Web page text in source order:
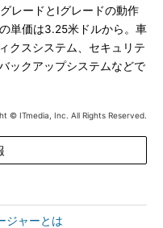
レードとIグレードの動作
単価は3.25米ドルから。車
クスシステム、セキュリテ
ックアップシステムなどで
© ITmedia, Inc. All Rights Reserved.
ジャーとは